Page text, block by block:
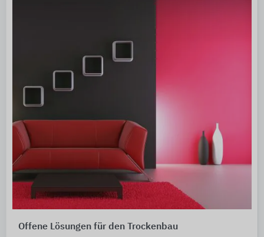
Offene Lösungen für den Trockenbau